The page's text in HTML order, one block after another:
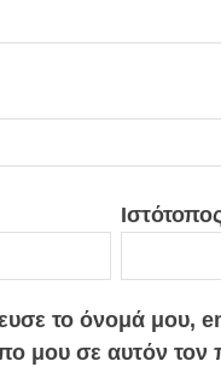
το όνομά μου,
μου σε αυτόν τον